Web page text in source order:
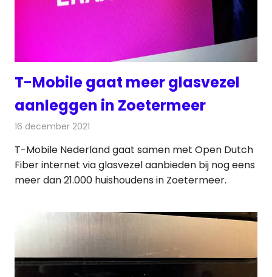
T-Mobile gaat meer glasvezel
aanleggen in Zoetermeer
16 december 2021
T-Mobile Nederland gaat samen met Open Dutch
Fiber internet via glasvezel aanbieden bij nog eens
meer dan 21.000 huishoudens in Zoetermeer.